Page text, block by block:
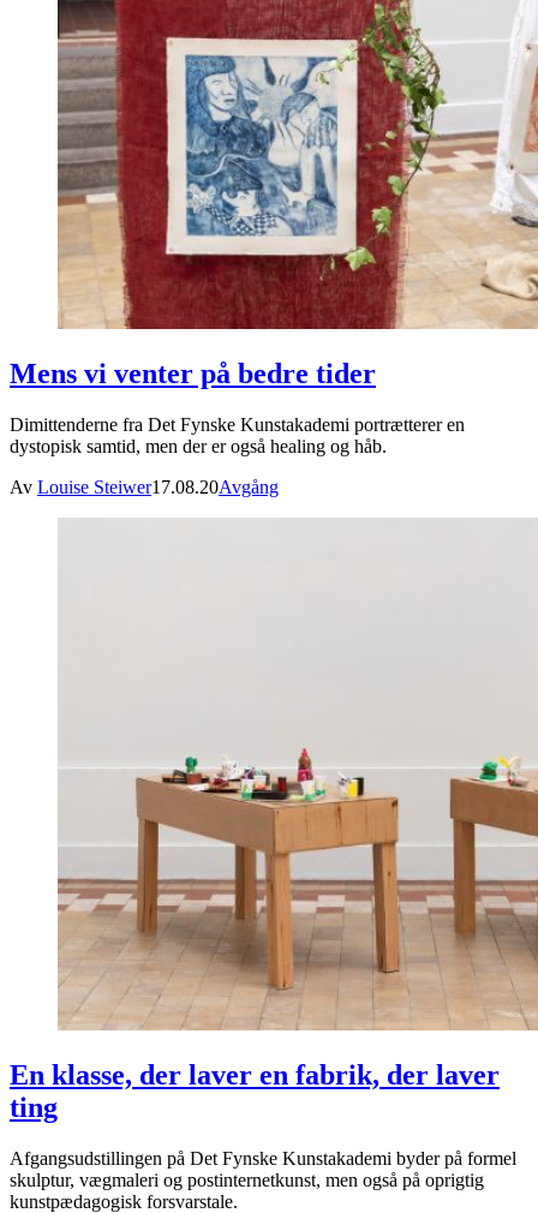
Mens vi venter på bedre tider
Dimittenderne fra Det Fynske Kunstakademi portrætterer en
dystopisk samtid, men der er også healing og håb.
Av Louise Steiwer17.08.20Avgång
En klasse, der laver en fabrik, der laver
ting
Afgangsudstillingen på Det Fynske Kunstakademi byder på formel
skulptur, vægmaleri og postinternetkunst, men også på oprigtig
kunstpædagogisk forsvarstale.